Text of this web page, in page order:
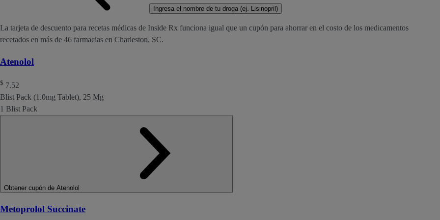
Ingresa el nombre de tu droga (ej. Lisinopril)
La tarjeta de descuento para recetas médicas de Inside Rx funciona igual que un cupón para ahorrar en el costo de los medicamentos
recetados en más de 46 farmacias en Charleston, SC.
Atenolol
$ 7.52
Blist Pack (1.0mg Tablet), 25 Mg
1 Blist Pack
Obtener cupón de Atenolol
Metoprolol Succinate